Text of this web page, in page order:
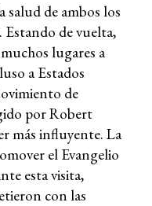
salud de ambos los
de vuelta,
lugares a
a Estados
de
por Robert
más influyente. La
el Evangelio
esta visita,
con las